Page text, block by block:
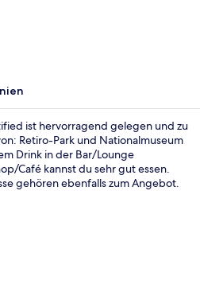
ist hervorragend gelegen und zu
Retiro-Park und Nationalmuseum
Drink in der Bar/Lounge
Café kannst du sehr gut essen.
gehören ebenfalls zum Angebot.
zu öffentlichen Verkehrsmitteln: Die
und die Metrostation Atocha